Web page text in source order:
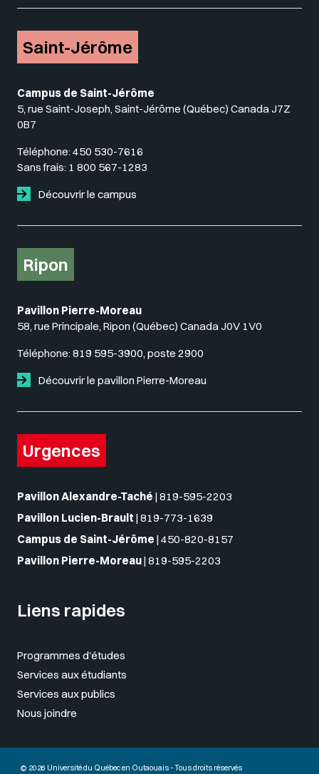
Saint-Jérôme
Campus de Saint-Jérôme
5, rue Saint-Joseph, Saint-Jérôme (Québec) Canada J7Z
0B7
Téléphone: 450 530-7616
Sans frais: 1 800 567-1283
Découvrir le campus
Ripon
Pavillon Pierre-Moreau
58, rue Principale, Ripon (Québec) Canada J0V 1V0
Téléphone: 819 595-3900, poste 2900
Découvrir le pavillon Pierre-Moreau
Urgences
Pavillon Alexandre-Taché | 819-595-2203
Pavillon Lucien-Brault | 819-773-1639
Campus de Saint-Jérôme | 450-820-8157
Pavillon Pierre-Moreau| 819-595-2203
Liens rapides
Programmes d'études
Services aux étudiants
Services aux publics
Nous joindre
© 2026 Université du Québec en Outaouais - Tous droits réservés